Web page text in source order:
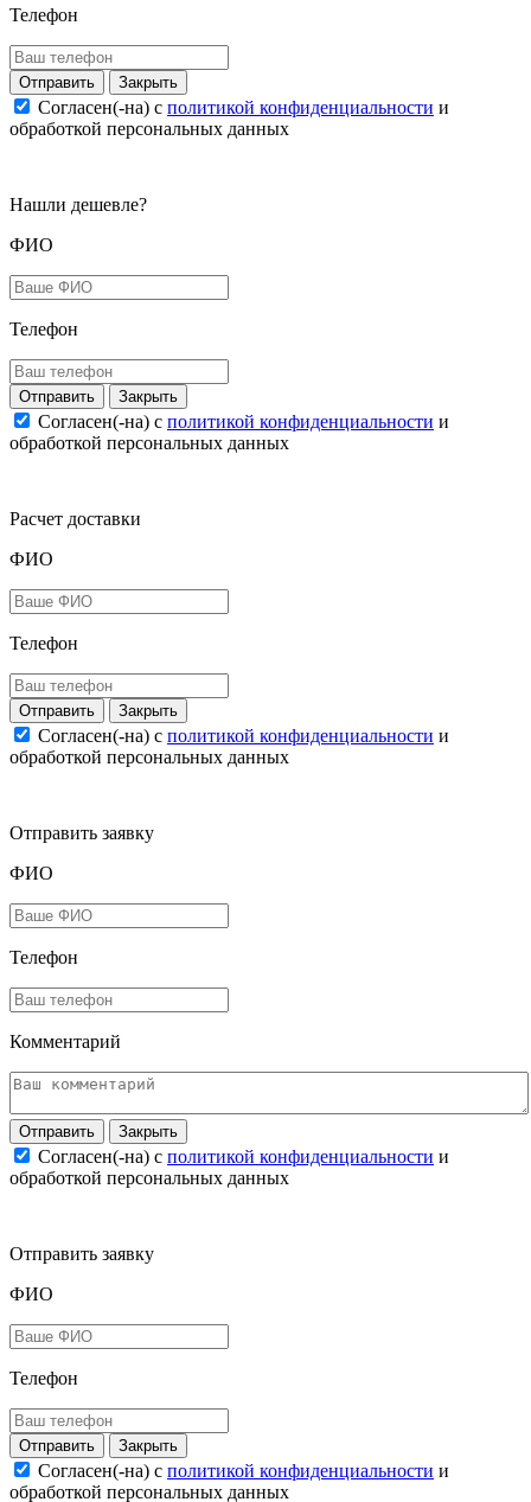
Телефон
Закрыть
Согласен(-на) c политикой конфиденциальности и
обработкой персональных данных
Нашли дешевле?
ФИО
Телефон
Закрыть
Согласен(-на) c политикой конфиденциальности и
обработкой персональных данных
Расчет доставки
ФИО
Телефон
Закрыть
Согласен(-на) c политикой конфиденциальности и
обработкой персональных данных
Отправить заявку
ФИО
Телефон
Комментарий
Закрыть
Согласен(-на) c политикой конфиденциальности и
обработкой персональных данных
Отправить заявку
ФИО
Телефон
Закрыть
Согласен(-на) c политикой конфиденциальности и
обработкой персональных данных